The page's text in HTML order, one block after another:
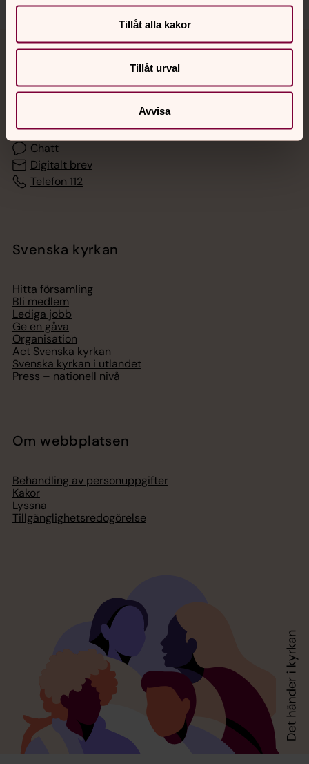
Tillåt alla kakor
Tillåt urval
Avvisa
Jourhavande präst
Akut samtals- och krisstöd. Prata eller chatta anonymt
med en präst på kvällar och nätter.
Chatt
Digitalt brev
Telefon 112
Svenska kyrkan
Hitta församling
Bli medlem
Lediga jobb
Ge en gåva
Organisation
Act Svenska kyrkan
Svenska kyrkan i utlandet
Press – nationell nivå
Om webbplatsen
Behandling av personuppgifter
Kakor
Lyssna
Tillgänglighetsredogörelse